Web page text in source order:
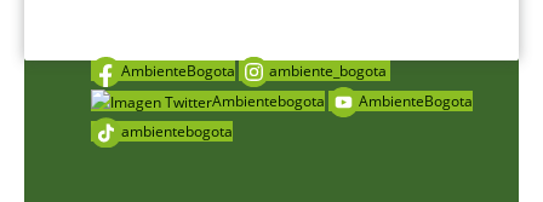
AmbienteBogota
ambiente_bogota
Ambientebogota
AmbienteBogota
ambientebogota